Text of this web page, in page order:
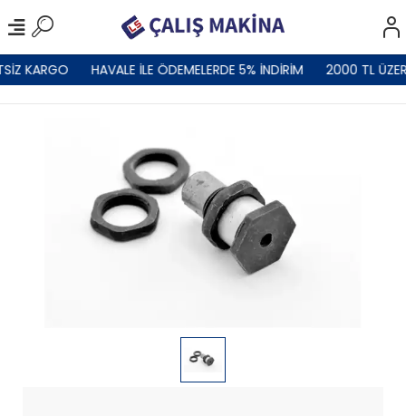
KARGO HAVALE İLE ÖDEMELERDE 5% İNDİRİM 2000 TL